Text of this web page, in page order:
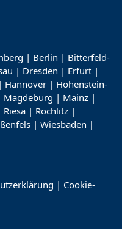
| Berlin | Bitterfeld-
| Dresden | Erfurt |
| Hannover | Hohenstein-
Magdeburg | Mainz |
Riesa | Rochlitz |
| Wiesbaden |
| Cookie-